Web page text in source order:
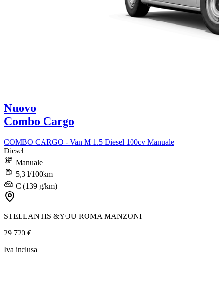
Nuovo
Combo Cargo
COMBO CARGO - Van M 1.5 Diesel 100cv Manuale
Diesel
Manuale
5,3 l/100km
C (139 g/km)
STELLANTIS &YOU ROMA MANZONI
29.720 €
Iva inclusa